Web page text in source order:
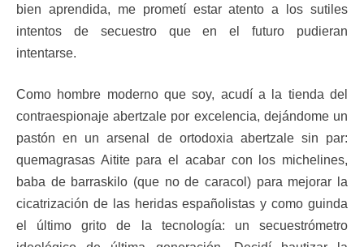
bien aprendida, me prometí estar atento a los sutiles
intentos de secuestro que en el futuro pudieran
intentarse.
Como hombre moderno que soy, acudí a la tienda del
contraespionaje abertzale por excelencia, dejándome un
pastón en un arsenal de ortodoxia abertzale sin par:
quemagrasas Aitite para el acabar con los michelines,
baba de barraskilo (que no de caracol) para mejorar la
cicatrización de las heridas españolistas y como guinda
el último grito de la tecnología: un secuestrómetro